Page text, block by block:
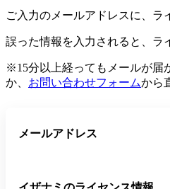
ご入力のメールアドレスに、ラ
誤った情報を入力されると、ラ
※15分以上経ってもメールが届
か、 お問い合わせフォームから
メールアドレス